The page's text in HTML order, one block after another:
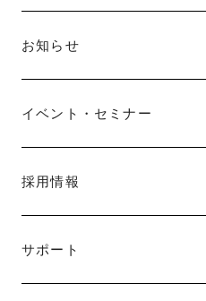
お知らせ
イベント・セミナー
採用情報
サポート